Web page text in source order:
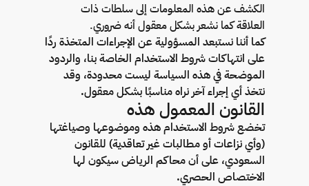
الكشف عن هذه المعلومات إلى سلطات ذات
العلاقة كما نشعر بشكل معقول أنه ضروري.
كما أننا نستبعد المسؤولية عن الإجراءات المتخذة ردًا
على انتهاكات شروط الاستخدام الخاصة بنا، والردود
الموضحة في هذه السياسة ليست محدودة، وقد
نتخذ أي إجراء آخر نراه مناسبًا بشكل معقول.
القانون المعمول هذه
تخضع شروط الاستخدام هذه وموضوعها وصياغتها
(وأي نزاعات أو مطالبات غير تعاقدية) للقانون
السعودي، على أن محاكم الرياض سيكون لها
الاختصاص الحصري.